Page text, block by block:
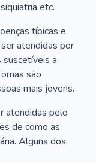
etc.
típicas e
atendidas por
a
são
mais jovens.
atendidas pelo
de como as
Alguns dos